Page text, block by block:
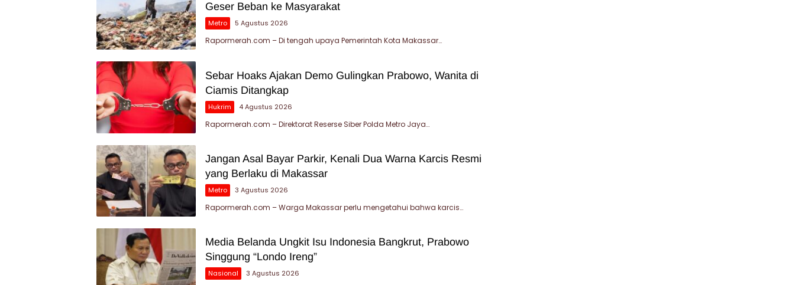
Geser Beban ke Masyarakat
Metro 5 Agustus 2026
Rapormerah.com – Di tengah upaya Pemerintah Kota Makassar…
Sebar Hoaks Ajakan Demo Gulingkan Prabowo, Wanita di
Ciamis Ditangkap
Hukrim 4 Agustus 2026
Rapormerah.com – Direktorat Reserse Siber Polda Metro Jaya…
Jangan Asal Bayar Parkir, Kenali Dua Warna Karcis Resmi
yang Berlaku di Makassar
Metro 3 Agustus 2026
Rapormerah.com – Warga Makassar perlu mengetahui bahwa karcis…
Media Belanda Ungkit Isu Indonesia Bangkrut, Prabowo
Singgung “Londo Ireng”
Nasional 3 Agustus 2026